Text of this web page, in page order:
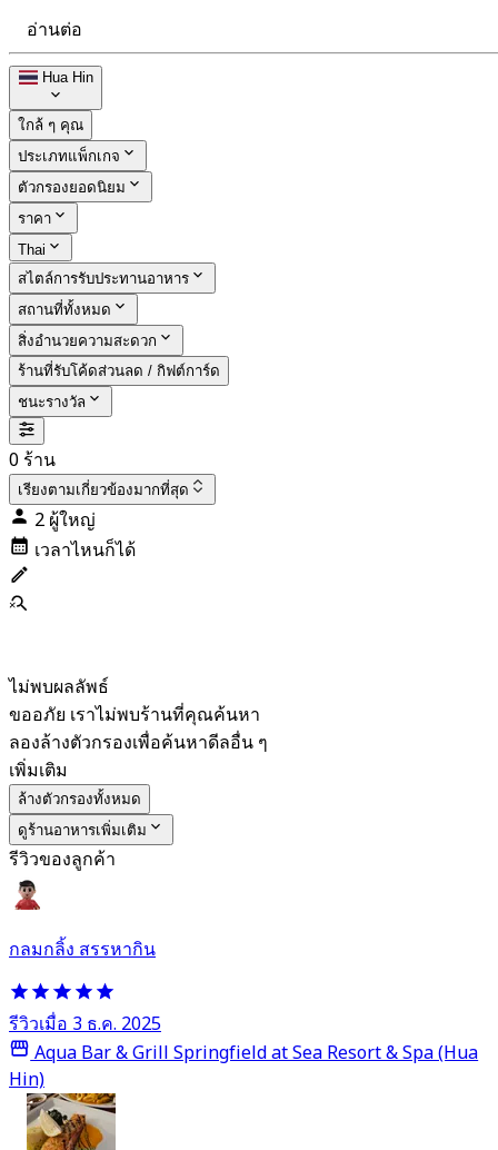
อ่านต่อ
Hua Hin
ใกล้ ๆ คุณ
ประเภทแพ็กเกจ
ตัวกรองยอดนิยม
ราคา
Thai
สไตล์การรับประทานอาหาร
สถานที่ทั้งหมด
สิ่งอำนวยความสะดวก
ร้านที่รับโค้ดส่วนลด / กิฟต์การ์ด
ชนะรางวัล
0 ร้าน
เรียงตามเกี่ยวข้องมากที่สุด
2 ผู้ใหญ่
เวลาไหนก็ได้
ไม่พบผลลัพธ์
ขออภัย เราไม่พบร้านที่คุณค้นหา
ลองล้างตัวกรองเพื่อค้นหาดีลอื่น ๆ
เพิ่มเติม
ล้างตัวกรองทั้งหมด
ดูร้านอาหารเพิ่มเติม
รีวิวของลูกค้า
กลมกลิ้ง สรรหากิน
รีวิวเมื่อ 3 ธ.ค. 2025
Aqua Bar & Grill Springfield at Sea Resort & Spa (Hua
Hin)